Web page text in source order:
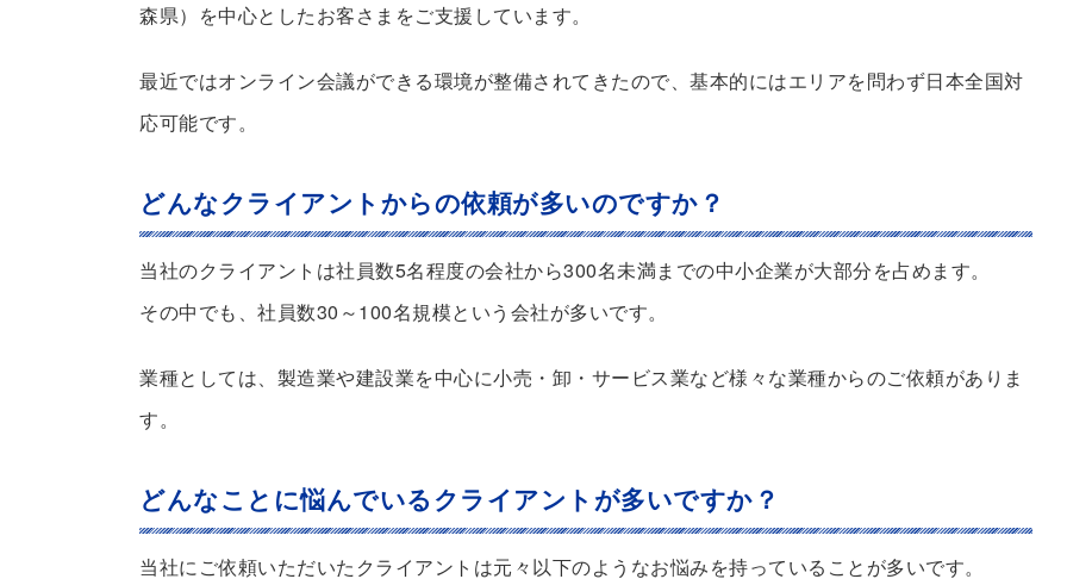
森県）を中心としたお客さまをご支援しています。
最近ではオンライン会議ができる環境が整備されてきたので、基本的にはエリアを問わず日本全国対
応可能です。
どんなクライアントからの依頼が多いのですか？
当社のクライアントは社員数5名程度の会社から300名未満までの中小企業が大部分を占めます。
その中でも、社員数30～100名規模という会社が多いです。
業種としては、製造業や建設業を中心に小売・卸・サービス業など様々な業種からのご依頼がありま
す。
どんなことに悩んでいるクライアントが多いですか？
当社にご依頼いただいたクライアントは元々以下のようなお悩みを持っていることが多いです。